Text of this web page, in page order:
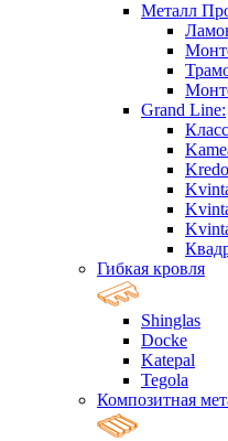
Металл
Grand Line:
Kredo
Гибкая кровля
Shinglas
Docke
Katepal
Tegola
Композитная